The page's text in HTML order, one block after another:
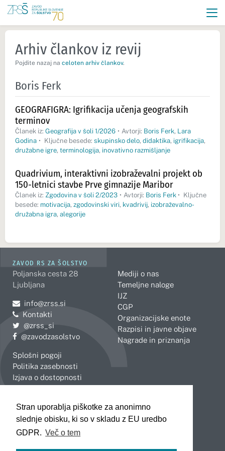
Stran uporablja piškotke za anonimno
slednje obisku, ki so v skladu z EU uredbo
GDPR. Več o tem
Arhiv člankov iz revij
Pojdite nazaj na celoten arhiv člankov.
Boris Ferk
GEOGRAFIGRA: Igrifikacija učenja geografskih
terminov
Članek iz: Geografija v šoli 1/2026 • Avtorji: Boris Ferk, Lara
Godina • Ključne besede: skupinsko delo, didaktika, igrifikacija,
družabne igre, terminologija, inovativno razmišljanje
Quadrivium, interaktivni izobraževalni projekt ob
150-letnici stavbe Prve gimnazije Maribor
Članek iz: Zgodovina v šoli 2/2023 • Avtorji: Boris Ferk • Ključne
besede: motivacija, zgodovinski viri, kvadrivij, izobraževalno-
družabna igra, alegorije
ZAVOD RS ZA ŠOLSTVO
Poljanska cesta 28
Ljubljana
Pošljite e-mail na
info@zrss.si
Kontakti
Pojdite na Twitter:
@zrss_si
Pojdite na Facebook:
@zavodzasolstvo
Splošni pogoji
Politika zasebnosti
Izjava o dostopnosti
Mediji o nas
Temeljne naloge
IJZ
CGP
Organizacijske enote
Razpisi in javne objave
Nagrade in priznanja
Celje
Koper
Kranj
Novo mesto
Slovenj Gradec